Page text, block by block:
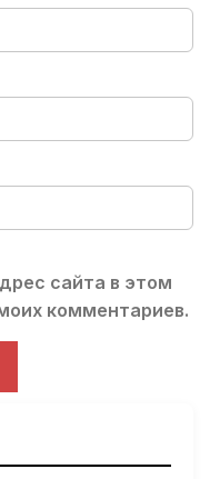
сайта в этом
комментариев.